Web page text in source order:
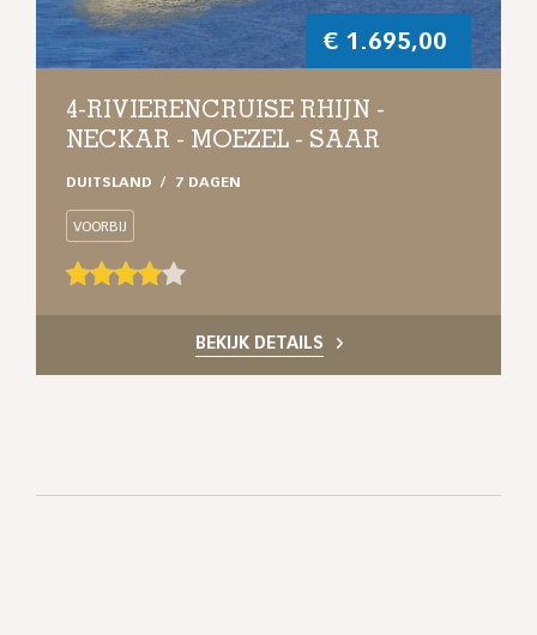
€ 1.695,00
4-RIVIERENCRUISE RHIJN -
NECKAR - MOEZEL - SAAR
DUITSLAND 7 DAGEN
VOORBIJ
BEKIJK DETAILS